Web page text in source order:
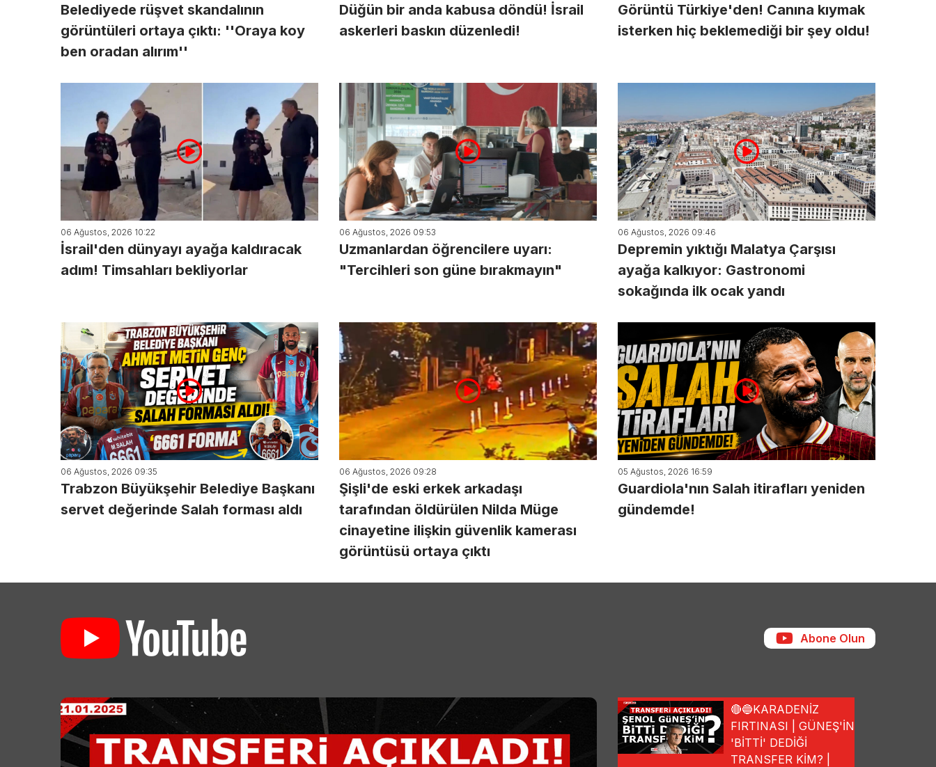
Belediyede rüşvet skandalının
görüntüleri ortaya çıktı: ''Oraya koy
ben oradan alırım''
Düğün bir anda kabusa döndü! İsrail
askerleri baskın düzenledi!
Görüntü Türkiye'den! Canına kıymak
isterken hiç beklemediği bir şey oldu!
06 Ağustos, 2026 10:22
İsrail'den dünyayı ayağa kaldıracak
adım! Timsahları bekliyorlar
06 Ağustos, 2026 09:53
Uzmanlardan öğrencilere uyarı:
"Tercihleri son güne bırakmayın"
06 Ağustos, 2026 09:46
Depremin yıktığı Malatya Çarşısı
ayağa kalkıyor: Gastronomi
sokağında ilk ocak yandı
06 Ağustos, 2026 09:35
Trabzon Büyükşehir Belediye Başkanı
servet değerinde Salah forması aldı
06 Ağustos, 2026 09:28
Şişli'de eski erkek arkadaşı
tarafından öldürülen Nilda Müge
cinayetine ilişkin güvenlik kamerası
görüntüsü ortaya çıktı
05 Ağustos, 2026 16:59
Guardiola'nın Salah itirafları yeniden
gündemde!
Abone Olun
🔴🔵KARADENİZ
FIRTINASI | GÜNEŞ'İN
'BİTTİ' DEDİĞİ
TRANSFER KİM? |